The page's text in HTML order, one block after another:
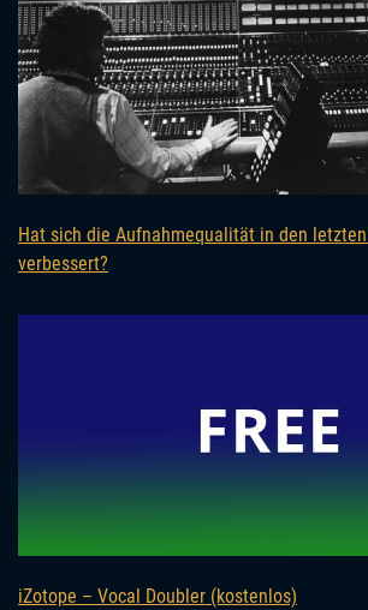
Hat sich die Aufnahmequalität in den
verbessert?
iZotope – Vocal Doubler (kostenlos)